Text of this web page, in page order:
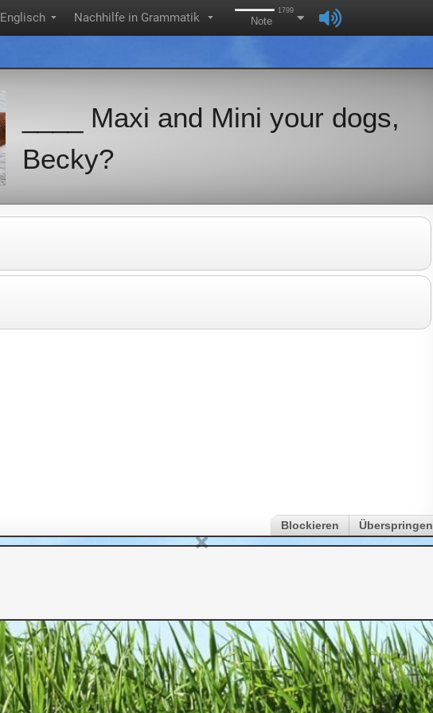
Englisch ▼ Nachhilfe in Grammatik ▼
1799
Note
____ Maxi and Mini your dogs,
Becky?
Blockieren Überspringen